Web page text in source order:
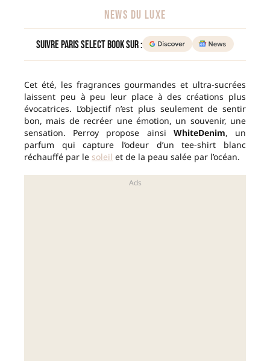
NEWS DU LUXE
Suivre Paris Select Book sur :
Cet été, les fragrances gourmandes et ultra-sucrées
laissent peu à peu leur place à des créations plus
évocatrices. L’objectif n’est plus seulement de sentir
bon, mais de recréer une émotion, un souvenir, une
sensation. Perroy propose ainsi WhiteDenim, un
parfum qui capture l’odeur d’un tee-shirt blanc
réchauffé par le soleil et de la peau salée par l’océan.